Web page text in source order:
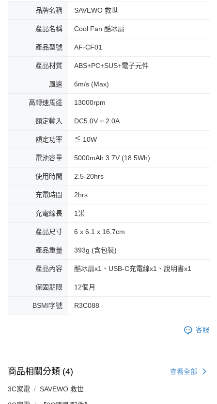
品牌名稱 SAVEWO 救世
產品名稱 Cool Fan 酷冰扇
產品型號 AF-CF01
產品材質 ABS+PC+SUS+電子元件
風速 6m/s (Max)
高轉速馬達 13000rpm
額定輸入 DC5.0V ⎓ 2.0A
額定功率 ≦ 10W
電池容量 5000mAh 3.7V (18.5Wh)
使用時間 2.5-20hrs
充電時間 2hrs
充電線長 1米
產品尺寸 6 x 6.1 x 16.7cm
產品重量 393g (含包裝)
產品內容 酷冰扇x1、USB-C充電線x1、說明書x1
保固期限 12個月
BSMI字號 R3C088
客服
商品相關分類 (4) 查看全部
3C家電 SAVEWO 救世